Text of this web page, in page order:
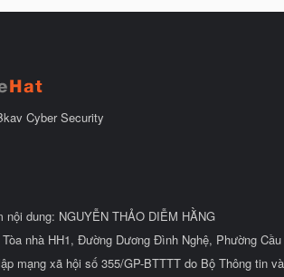
Cyber Security
nội dung: NGUYỄN THẢO DIỄM HẰNG
nhà HH1, Đường Dương Đình Nghệ, Phường
mạng xã hội số 355/GP-BTTTT do Bộ Thông tin